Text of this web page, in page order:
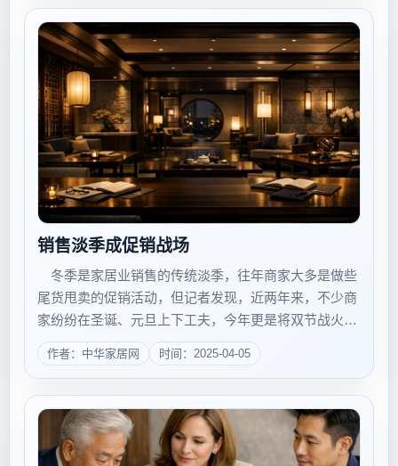
销售淡季成促销战场
冬季是家居业销售的传统淡季，往年商家大多是做些
尾货甩卖的促销活动，但记者发现，近两年来，不少商
家纷纷在圣诞、元旦上下工夫，今年更是将双节战火提
前引爆，战场蔓延到了整个12月。业内人士分析，此为
行情使然，但除了在促销手法和方式上下工夫之外，要
作者：中华家居网 时间：2025-04-05